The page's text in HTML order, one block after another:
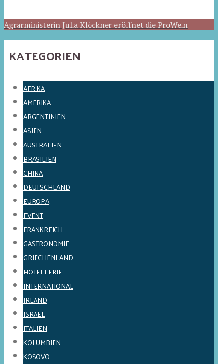
Agrarministerin Julia Klöckner eröffnet die ProWein
KATEGORIEN
AFRIKA
AMERIKA
ARGENTINIEN
ASIEN
AUSTRALIEN
BRASILIEN
CHINA
DEUTSCHLAND
EUROPA
EVENT
FRANKREICH
GASTRONOMIE
GRIECHENLAND
HOTELLERIE
INTERNATIONAL
IRLAND
ISRAEL
ITALIEN
KOLUMBIEN
KOSOVO